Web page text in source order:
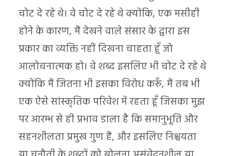
चोट दे रहे थे। वे चोट दे रहे थे क्योंकि, एक मसीही
होने के कारण, मैं देखने वाले संसार के द्वारा इस
प्रकार का व्यक्ति नहीं दिखना चाहता हूँ जो
आलोचनात्मक हो। वे शब्द इसलिए भी चोट दे रहे थे
क्योंकि मैं जितना भी इसका विरोध करूँ, मैं तब भी
एक ऐसे सांस्कृतिक परिवेश में रहता हूँ जिसका मुझ
पर आरम्भ से ही प्रभाव डाला है कि समानुभूति और
सहनशीलता प्रमुख गुण हैं, और इसलिए निश्चयता